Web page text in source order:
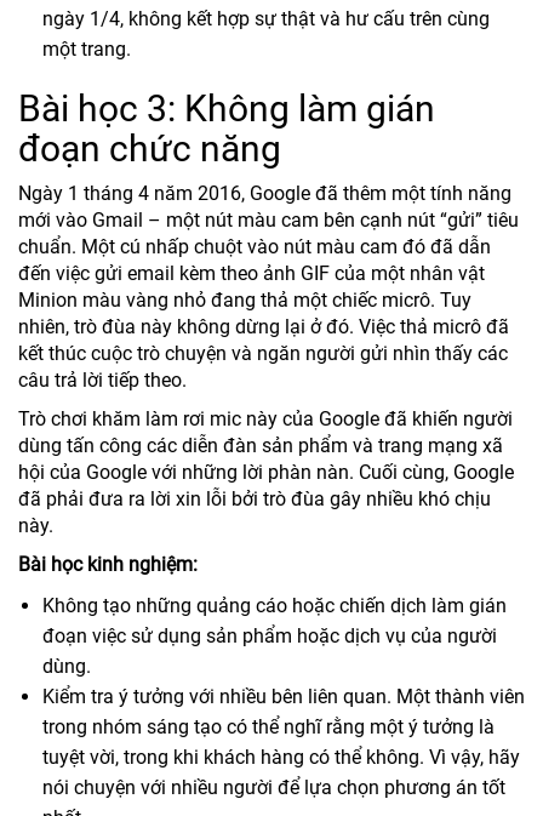
ngày 1/4, không kết hợp sự thật và hư cấu trên cùng
một trang.
Bài học 3: Không làm gián
đoạn chức năng
Ngày 1 tháng 4 năm 2016, Google đã thêm một tính năng
mới vào Gmail – một nút màu cam bên cạnh nút “gửi” tiêu
chuẩn. Một cú nhấp chuột vào nút màu cam đó đã dẫn
đến việc gửi email kèm theo ảnh GIF của một nhân vật
Minion màu vàng nhỏ đang thả một chiếc micrô. Tuy
nhiên, trò đùa này không dừng lại ở đó. Việc thả micrô đã
kết thúc cuộc trò chuyện và ngăn người gửi nhìn thấy các
câu trả lời tiếp theo.
Trò chơi khăm làm rơi mic này của Google đã khiến người
dùng tấn công các diễn đàn sản phẩm và trang mạng xã
hội của Google với những lời phàn nàn. Cuối cùng, Google
đã phải đưa ra lời xin lỗi bởi trò đùa gây nhiều khó chịu
này.
Bài học kinh nghiệm:
Không tạo những quảng cáo hoặc chiến dịch làm gián
đoạn việc sử dụng sản phẩm hoặc dịch vụ của người
dùng.
Kiểm tra ý tưởng với nhiều bên liên quan. Một thành viên
trong nhóm sáng tạo có thể nghĩ rằng một ý tưởng là
tuyệt vời, trong khi khách hàng có thể không. Vì vậy, hãy
nói chuyện với nhiều người để lựa chọn phương án tốt